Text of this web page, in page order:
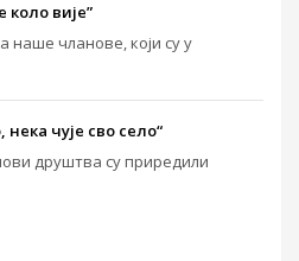
коло вије”
наше чланове, који су у
чује сво село“
друштва су приредили